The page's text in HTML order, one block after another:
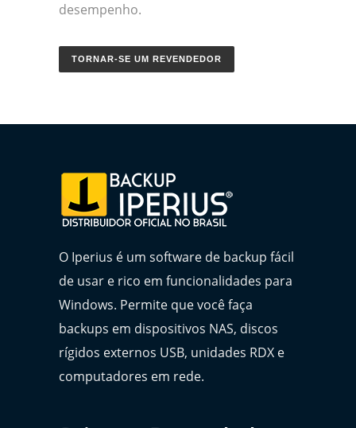
desempenho.
TORNAR-SE UM REVENDEDOR
O Iperius é um software de backup fácil
de usar e rico em funcionalidades para
Windows. Permite que você faça
backups em dispositivos NAS, discos
rígidos externos USB, unidades RDX e
computadores em rede.